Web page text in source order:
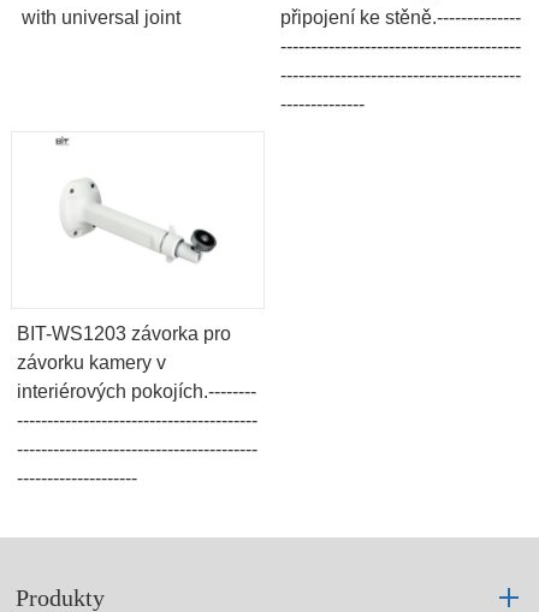
with universal joint
připojení ke stěně.--------------
----------------------------------------
----------------------------------------
--------------
BIT-WS1203 závorka pro
závorku kamery v
interiérových pokojích.--------
----------------------------------------
----------------------------------------
--------------------
Produkty